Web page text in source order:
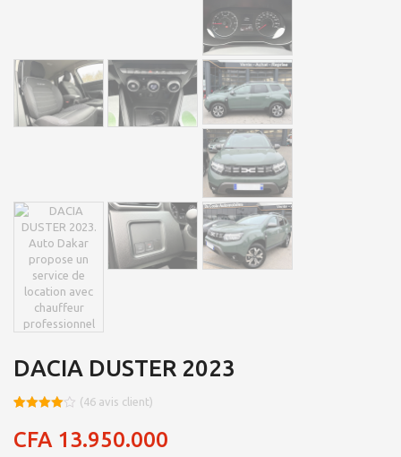
DACIA DUSTER 2023
sur 5
basé
(46 avis client)
CFA 13.950.000